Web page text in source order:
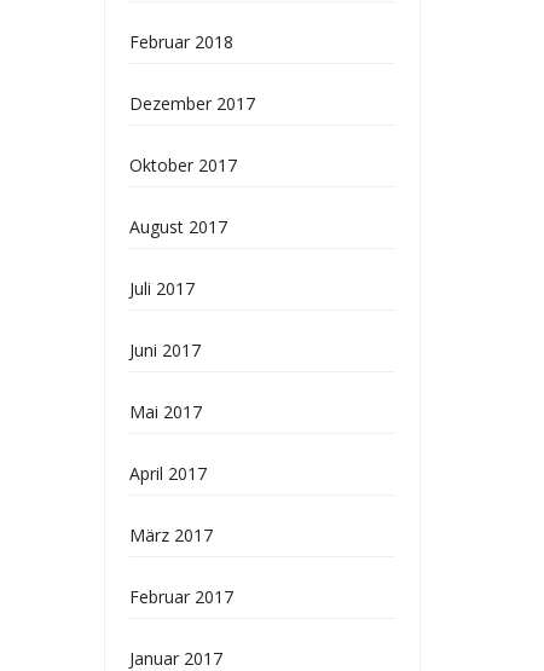
Februar 2018
Dezember 2017
Oktober 2017
August 2017
Juli 2017
Juni 2017
Mai 2017
April 2017
März 2017
Februar 2017
Januar 2017